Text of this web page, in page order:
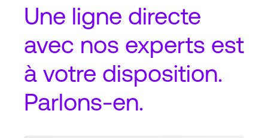
Une ligne directe
avec nos experts est
à votre disposition.
Parlons-en.